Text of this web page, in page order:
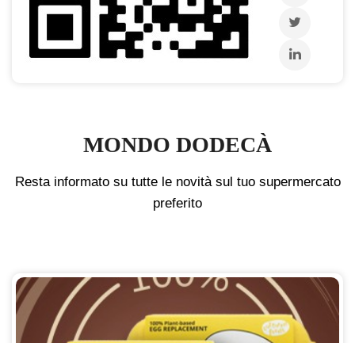
MONDO DODECÀ
Resta informato su tutte le novità sul tuo supermercato
preferito